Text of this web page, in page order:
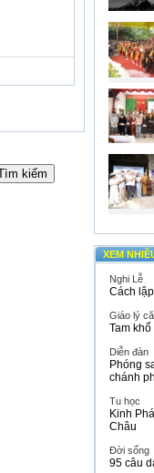
XEM
Nghi Lễ
Cách
Giáo lý
Tam
Diễn đàn
Phóng
chánh
Tu học
Kinh
Châu
Đời sống
95 câu